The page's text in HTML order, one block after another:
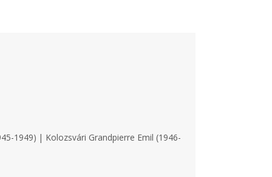
1949) | Kolozsvári Grandpierre Emil (1946-